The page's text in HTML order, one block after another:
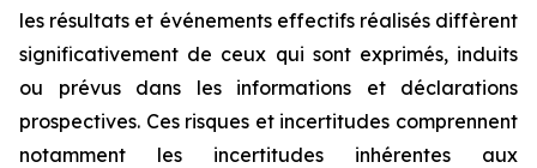
les résultats et événements effectifs réalisés diffèrent
significativement de ceux qui sont exprimés, induits
ou prévus dans les informations et déclarations
prospectives. Ces risques et incertitudes comprennent
notamment les incertitudes inhérentes aux